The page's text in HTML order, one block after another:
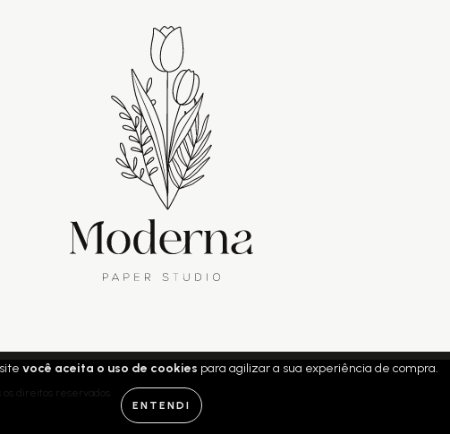
você aceita o uso de cookies para agilizar a sua experiência de compra.
ENTENDI
direitos reservados.